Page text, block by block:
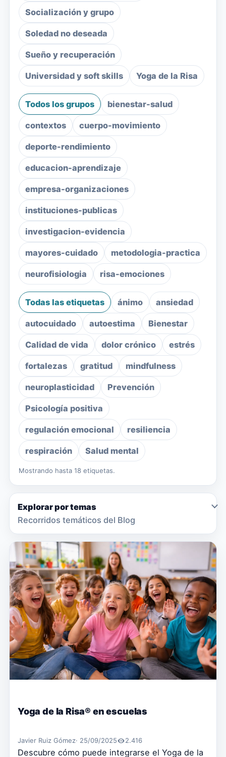
Socialización y grupo
Soledad no deseada
Sueño y recuperación
Universidad y soft skills Yoga de la Risa
Todos los grupos bienestar-salud
contextos cuerpo-movimiento
deporte-rendimiento
educacion-aprendizaje
empresa-organizaciones
instituciones-publicas
investigacion-evidencia
mayores-cuidado metodologia-practica
neurofisiologia risa-emociones
Todas las etiquetas ánimo ansiedad
autocuidado autoestima Bienestar
Calidad de vida dolor crónico estrés
fortalezas gratitud mindfulness
neuroplasticidad Prevención
Psicología positiva
regulación emocional resiliencia
respiración Salud mental
Mostrando hasta 18 etiquetas.
Explorar por temas
Recorridos temáticos del Blog
Yoga de la Risa® en escuelas
Javier Ruiz Gómez· 25/09/2025 2.416
Descubre cómo puede integrarse el Yoga de la